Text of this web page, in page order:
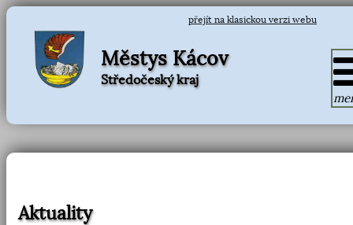
přejít na klasickou verzi webu
Městys Kácov
Středočeský kraj
Aktuality